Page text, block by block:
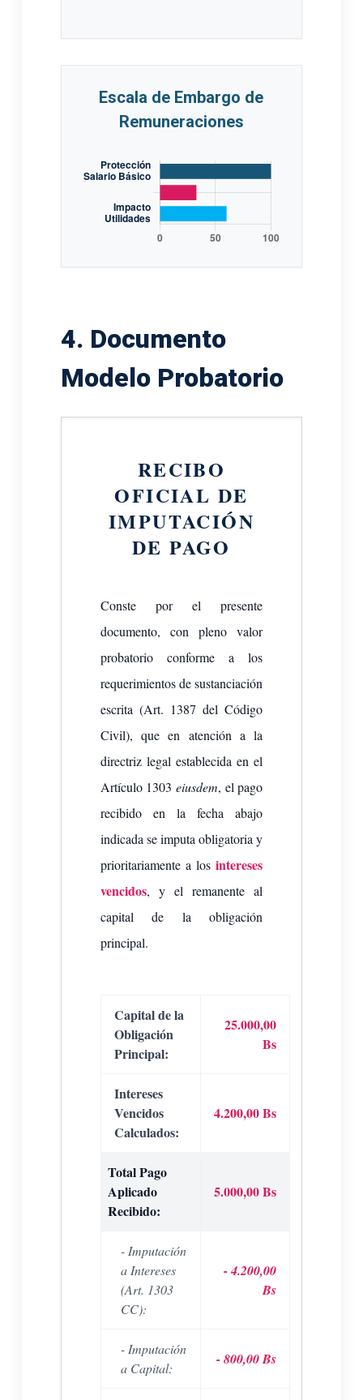
Escala de Embargo de
Remuneraciones
4. Documento
Modelo Probatorio
RECIBO
OFICIAL DE
IMPUTACIÓN
DE PAGO
Conste por el presente
documento, con pleno valor
probatorio conforme a los
requerimientos de sustanciación
escrita (Art. 1387 del Código
Civil), que en atención a la
directriz legal establecida en el
Artículo 1303 eiusdem, el pago
recibido en la fecha abajo
indicada se imputa obligatoria y
prioritariamente a losintereses
vencidos, y el remanente al
capital de la obligación
principal.
Capital de la
Obligación
Principal:
25.000,00
Bs
Intereses
Vencidos
Calculados:
4.200,00 Bs
Total Pago
Aplicado
Recibido:
5.000,00 Bs
- Imputación
a Intereses
(Art. 1303
CC):
- 4.200,00
Bs
- Imputación
a Capital:
- 800,00 Bs